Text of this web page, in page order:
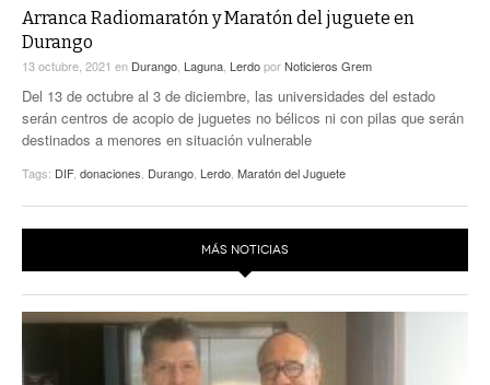
Arranca Radiomaratón y Maratón del juguete en
Durango
13 octubre, 2021 en Durango Laguna LerdoporNoticieros Grem
Del 13 de octubre al 3 de diciembre, las universidades del estado
serán centros de acopio de juguetes no bélicos ni con pilas que serán
destinados a menores en situación vulnerable
Tags: DIF, donaciones Durango Lerdo Maratón del Juguete
MÁS NOTICIAS